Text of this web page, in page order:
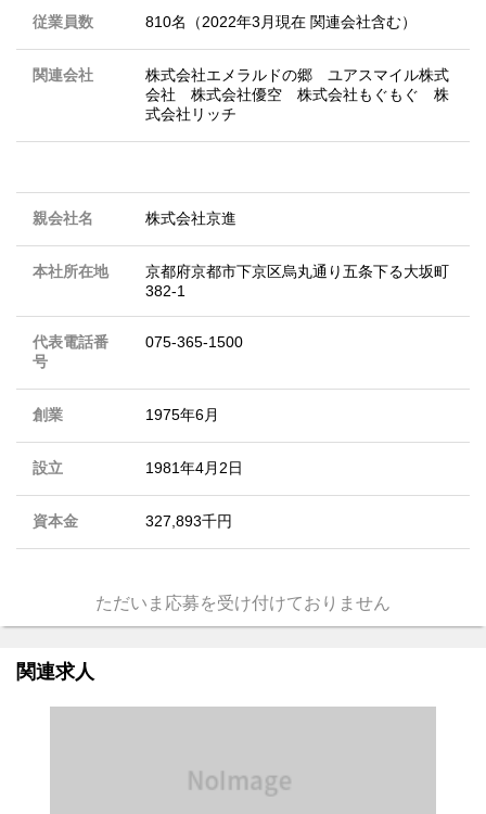
従業員数 810名（2022年3月現在 関連会社含む）
関連会社
株式会社エメラルドの郷 ユアスマイル株式
会社 株式会社優空 株式会社もぐもぐ 株
式会社リッチ
親会社名 株式会社京進
本社所在地
京都府京都市下京区烏丸通り五条下る大坂町
382-1
代表電話番
号
075-365-1500
創業 1975年6月
設立 1981年4月2日
資本金 327,893千円
ただいま応募を受け付けておりません
関連求人